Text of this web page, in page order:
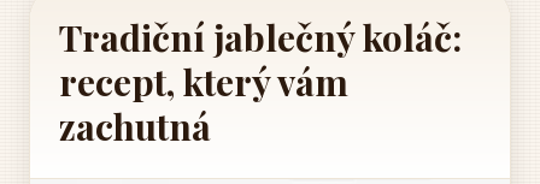
Tradiční jablečný koláč:
recept, který vám
zachutná